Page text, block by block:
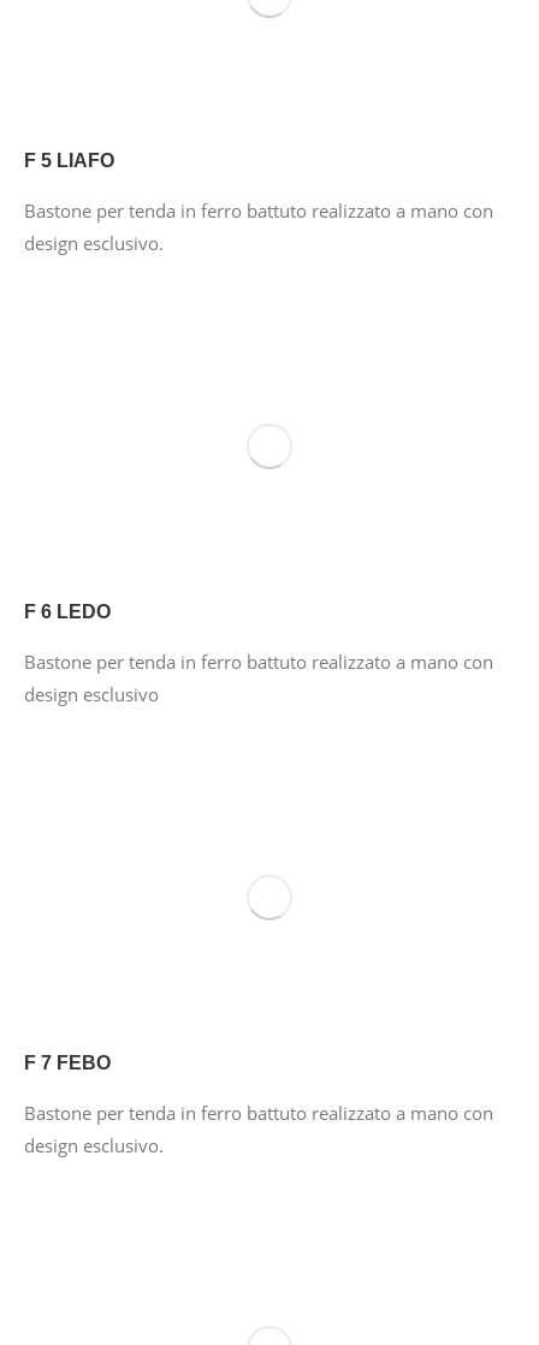
F 5 LIAFO
Bastone per tenda in ferro battuto realizzato a mano con
design esclusivo.
F 6 LEDO
Bastone per tenda in ferro battuto realizzato a mano con
design esclusivo
F 7 FEBO
Bastone per tenda in ferro battuto realizzato a mano con
design esclusivo.